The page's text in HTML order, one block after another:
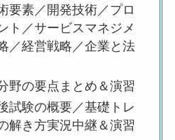
要素／開発技術／プロ
ト／サービスマネジメ
／経営戦略／企業と法
野の要点まとめ＆演習
試験の概要／基礎トレ
解き方実況中継＆演習